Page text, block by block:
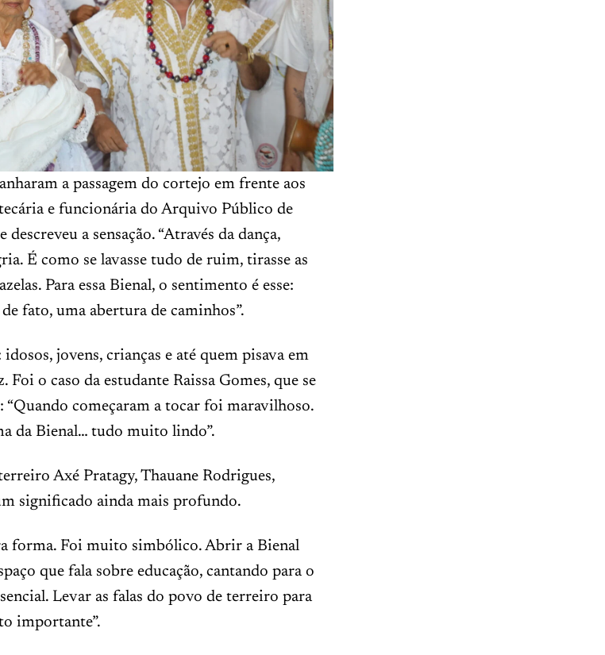
a passagem do cortejo em frente aos
e funcionária do Arquivo Público de
a sensação. “Através da dança,
É como se lavasse tudo de ruim, tirasse as
Para essa Bienal, o sentimento é esse:
fato, uma abertura de caminhos”.
jovens, crianças e até quem pisava em
o caso da estudante Raissa Gomes, que se
começaram a tocar foi maravilhoso.
da Bienal… tudo muito lindo”.
Axé Pratagy, Thauane Rodrigues,
significado ainda mais profundo.
forma. Foi muito simbólico. Abrir a Bienal
que fala sobre educação, cantando para o
Levar as falas do povo de terreiro para
importante”.